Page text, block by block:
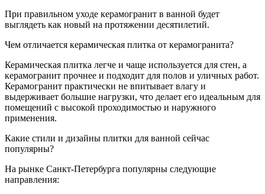
При правильном уходе керамогранит в ванной будет
выглядеть как новый на протяжении десятилетий.
Чем отличается керамическая плитка от керамогранита?
Керамическая плитка легче и чаще используется для стен, а
керамогранит прочнее и подходит для полов и уличных работ.
Керамогранит практически не впитывает влагу и
выдерживает большие нагрузки, что делает его идеальным для
помещений с высокой проходимостью и наружного
применения.
Какие стили и дизайны плитки для ванной сейчас
популярны?
На рынке Санкт-Петербурга популярны следующие
направления: